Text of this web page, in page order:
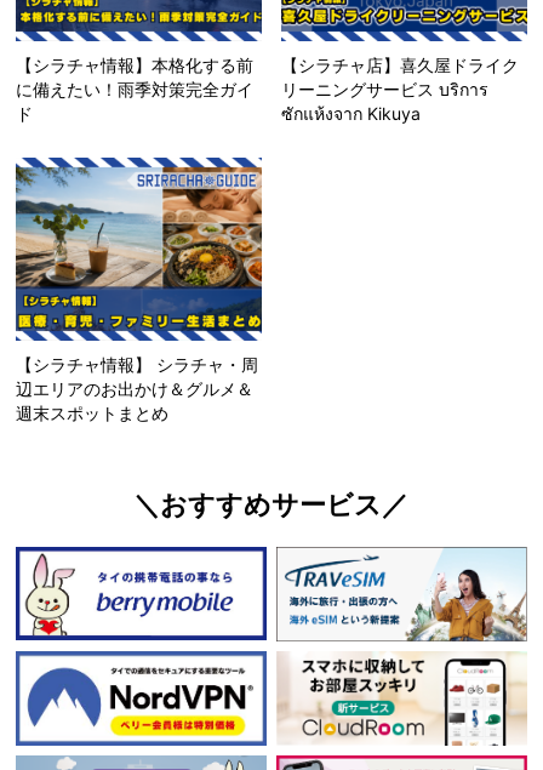
【シラチャ情報】本格化する前
に備えたい！雨季対策完全ガイ
ド
【シラチャ店】喜久屋ドライク
リーニングサービス บริการ
ซักแห้งจาก Kikuya
【シラチャ情報】 シラチャ・周
辺エリアのお出かけ＆グルメ＆
週末スポットまとめ
＼おすすめサービス／